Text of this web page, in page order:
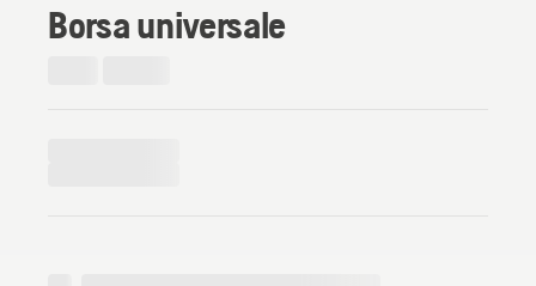
Borsa universale